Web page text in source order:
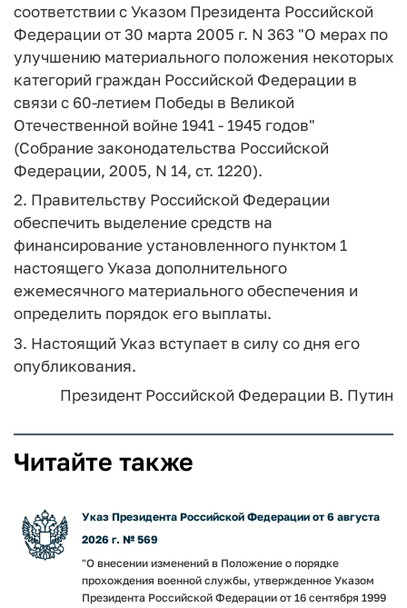
соответствии с Указом Президента Российской
Федерации от 30 марта 2005 г. N 363 "О мерах по
улучшению материального положения некоторых
категорий граждан Российской Федерации в
связи с 60-летием Победы в Великой
Отечественной войне 1941 - 1945 годов"
(Собрание законодательства Российской
Федерации, 2005, N 14, ст. 1220).
2. Правительству Российской Федерации
обеспечить выделение средств на
финансирование установленного пунктом 1
настоящего Указа дополнительного
ежемесячного материального обеспечения и
определить порядок его выплаты.
3. Настоящий Указ вступает в силу со дня его
опубликования.
Президент Российской Федерации В. Путин
Читайте также
Указ Президента Российской Федерации от 6 августа
2026 г. № 569
"О внесении изменений в Положение о порядке
прохождения военной службы, утвержденное Указом
Президента Российской Федерации от 16 сентября 1999